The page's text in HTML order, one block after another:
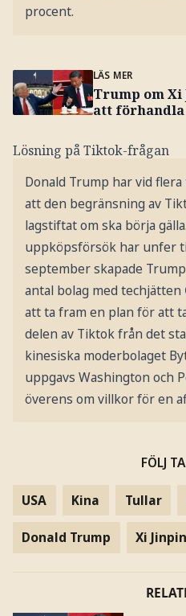
procent.
LÄS MER
Trump om Xi
att förhandla
Lösning på Tiktok-frågan
Donald Trump har vid
att den begränsning av
lagstiftat om ska börja
uppköpsförsök har unfer
september skapade
antal bolag med techjätten
att ta fram en plan för att
delen av Tiktok från det
kinesiska moderbolaget
uppgavs Washington och
överens om villkor för en
FÖLJ
USA Kina Tullar
Donald Trump Xi